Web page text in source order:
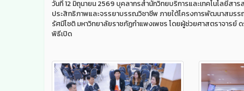
วันที่ 12 มิถุนายน 2569 บุคลากรสำนักวิทยบริการและเทคโนโลยีส
ประสิทธิภาพและจรรยาบรรณวิชาชีพ ภายใต้โครงการพัฒนาสมร
รัศมีโชติ มหาวิทยาลัยราชภัฏกำแพงเพชร โดยผู้ช่วยศาสตราจารย์
พิธีเปิด